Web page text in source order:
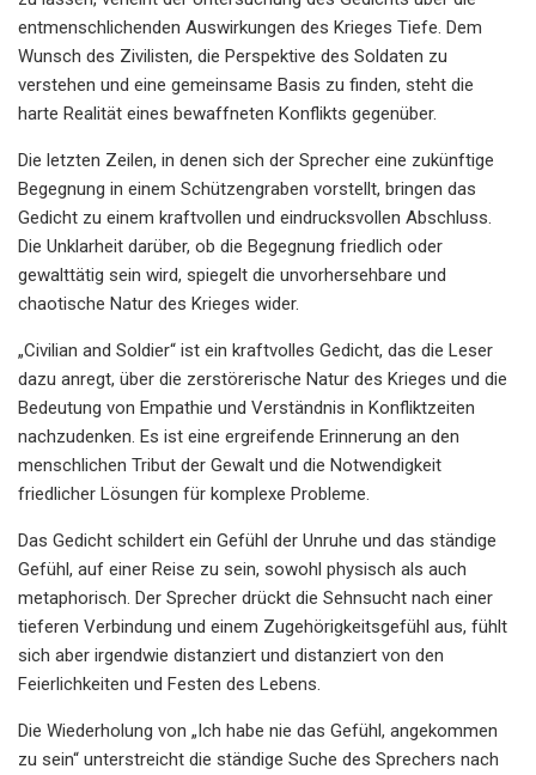
entmenschlichenden Auswirkungen des Krieges Tiefe. Dem
Wunsch des Zivilisten, die Perspektive des Soldaten zu
verstehen und eine gemeinsame Basis zu finden, steht die
harte Realität eines bewaffneten Konflikts gegenüber.
Die letzten Zeilen, in denen sich der Sprecher eine zukünftige
Begegnung in einem Schützengraben vorstellt, bringen das
Gedicht zu einem kraftvollen und eindrucksvollen Abschluss.
Die Unklarheit darüber, ob die Begegnung friedlich oder
gewalttätig sein wird, spiegelt die unvorhersehbare und
chaotische Natur des Krieges wider.
„Civilian and Soldier“ ist ein kraftvolles Gedicht, das die Leser
dazu anregt, über die zerstörerische Natur des Krieges und die
Bedeutung von Empathie und Verständnis in Konfliktzeiten
nachzudenken. Es ist eine ergreifende Erinnerung an den
menschlichen Tribut der Gewalt und die Notwendigkeit
friedlicher Lösungen für komplexe Probleme.
Das Gedicht schildert ein Gefühl der Unruhe und das ständige
Gefühl, auf einer Reise zu sein, sowohl physisch als auch
metaphorisch. Der Sprecher drückt die Sehnsucht nach einer
tieferen Verbindung und einem Zugehörigkeitsgefühl aus, fühlt
sich aber irgendwie distanziert und distanziert von den
Feierlichkeiten und Festen des Lebens.
Die Wiederholung von „Ich habe nie das Gefühl, angekommen
zu sein“ unterstreicht die ständige Suche des Sprechers nach